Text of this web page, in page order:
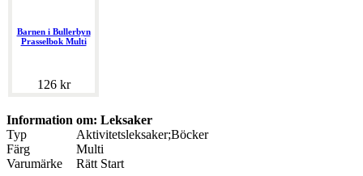
Barnen i Bullerbyn
Prasselbok Multi
126 kr
Information om: Leksaker
Typ
Aktivitetsleksaker;Böcker
Färg
Multi
Varumärke
Rätt Start